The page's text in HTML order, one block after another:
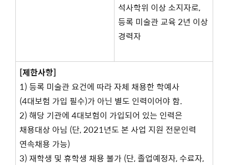
석사학위 이상 소지자로,
등록 미술관 교육 2년 이상
경력자
[제한사항]
1) 등록 미술관 요건에 따라 자체 채용한 학예사
(4대보험 가입 필수)가 아닌 별도 인력이어야 함.
2) 해당 기관에 4대보험이 가입되어 있는 인력은
채용대상 아님 (단, 2021년도 본 사업 지원 전문인력
연속채용 가능)
3) 재학생 및 휴학생 채용 불가 (단, 졸업예정자, 수료자,